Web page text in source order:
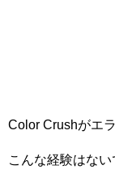
Color Crushがエ
こんな経験はな